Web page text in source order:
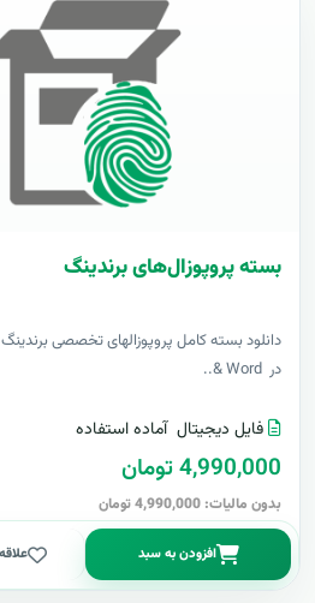
بسته پروپوزال‌های برندینگ
دانلود بسته کامل پروپوزالهای تخصصی
در Word &..
فایل دیجیتال آماده استفاده
4,990,000 تومان
بدون مالیات: 4,990,000 تومان
افزودن به سبد